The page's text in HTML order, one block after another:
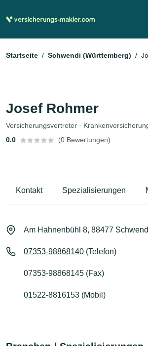
Startseite Schwendi (Württemberg)
Josef Rohmer
Versicherungsvertreter ·
0.0
(0 Bewertungen)
Kontakt Spezialisierungen
Am Hahnenbühl 8, 88477
07353-98868140 (Telefon)
07353-98868145 (Fax)
01522-8816153 (Mobil)